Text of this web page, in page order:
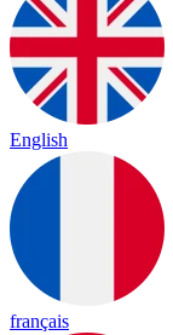
English
français